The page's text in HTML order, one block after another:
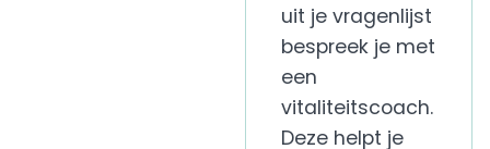
uit je vragenlijst
bespreek je met
een
vitaliteitscoach.
Deze helpt je